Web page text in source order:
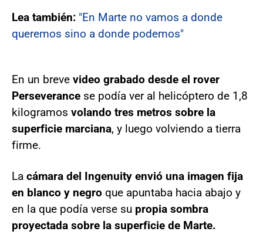
Lea también: "En Marte no vamos a donde
queremos sino a donde podemos"
En un breve video grabado desde el rover
Perseverance se podía ver al helicóptero de 1,8
kilogramos volando tres metros sobre la
superficie marciana, y luego volviendo a tierra
firme.
La cámara del Ingenuity envió una imagen fija
en blanco y negro que apuntaba hacia abajo y
en la que podía verse su propia sombra
proyectada sobre la superficie de Marte.